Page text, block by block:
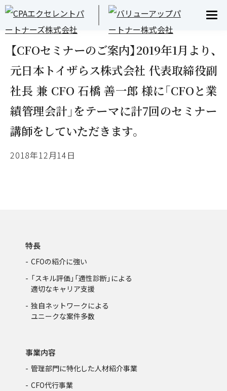
INFORMATION お知らせ
【CFOセミナーのご案内】2019年1月より、
元日本トイザらス株式会社 代表取締役副
社長 兼 CFO 石橋 善一郎 様に「CFOと業
績管理会計」をテーマに計7回のセミナー
講師をしていただきます。
2018年12月14日
特長
CFOの紹介に強い
「スキル評価」「適性診断」による
適切なキャリア支援
独自ネットワークによる
ユニークな案件多数
事業内容
管理部門に特化した人材紹介事業
CFO代行事業